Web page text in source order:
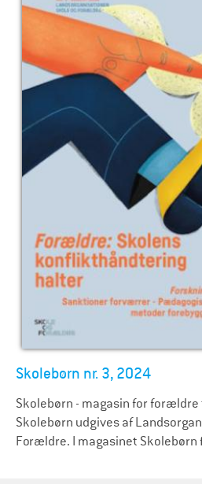
Skolebørn nr. 3, 2024
Skolebørn - magasin for
Skolebørn udgives af
Forældre. I magasinet Skolebørn